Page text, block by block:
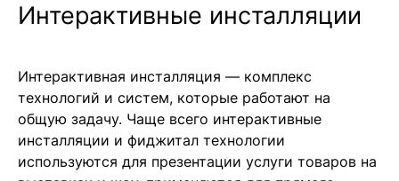
Интерактивные инсталляции
Интерактивная инсталляция — комплекс
технологий и систем, которые работают на
общую задачу. Чаще всего интерактивные
инсталляции и фиджитал технологии
используются для презентации услуги товаров на